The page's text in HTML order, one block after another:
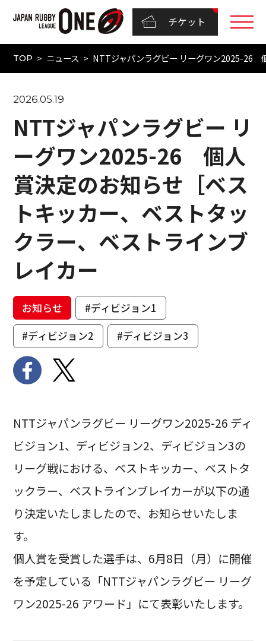
チケット
TOP ニュース NTTジャパンラグビー リーグワン2025-26
2026.05.19
NTTジャパンラグビー リ
ーグワン2025-26 個人
賞決定のお知らせ［ベス
トキッカー、ベストタッ
クラー、ベストラインブ
レイカー
お知らせ
#ディビジョン1
#ディビジョン2
#ディビジョン3
NTTジャパンラグビー リーグワン2025-26 ディ
ビジョン1、ディビジョン2、ディビジョン3の
リーグ戦における、ベストキッカー、ベストタ
ックラー、ベストラインブレイカーが以下の通
り決定いたしましたので、お知らせいたしま
す。
個人賞を受賞した選手は、6月8日（月）に開催
を予定している「NTTジャパンラグビー リーグ
ワン2025-26 アワード」にて表彰いたします。